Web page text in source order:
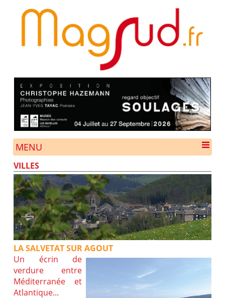
MENU
VILLES
LA SALVETAT SUR AGOUT
Un écrin de
verdure entre
Méditerranée et
Atlantique...